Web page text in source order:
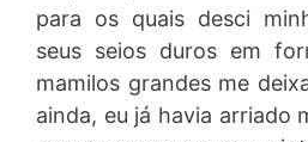
para os quais desci
seus seios duros em
mamilos grandes me
ainda, eu já havia arriado